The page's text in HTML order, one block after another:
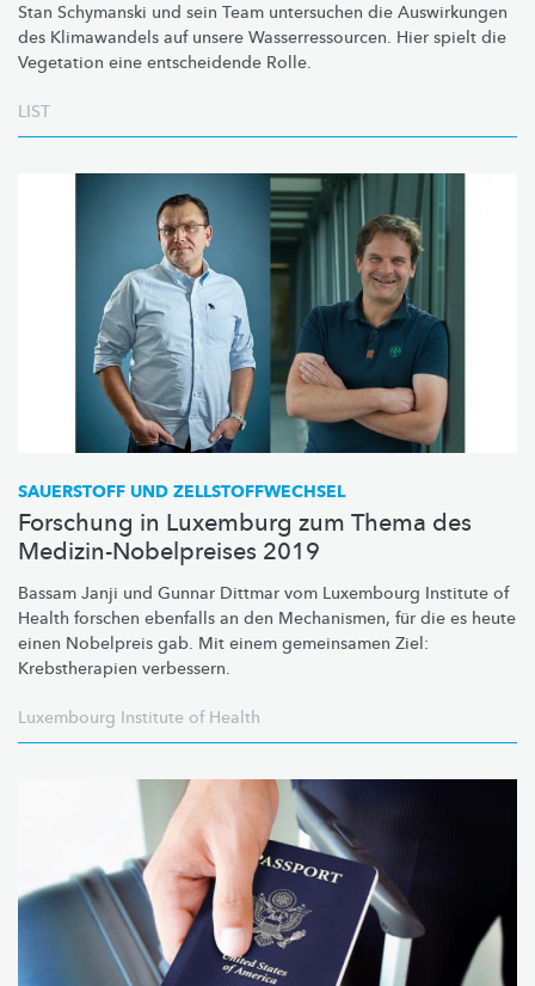
Stan Schymanski und sein Team untersuchen die Auswirkungen
des Klimawandels auf unsere Wasserressourcen. Hier spielt die
Vegetation eine entscheidende Rolle.
LIST
SAUERSTOFF UND ZELLSTOFFWECHSEL
Forschung in Luxemburg zum Thema des
Medizin-Nobelpreises 2019
Bassam Janji und Gunnar Dittmar vom Luxembourg Institute of
Health forschen ebenfalls an den Mechanismen, für die es heute
einen Nobelpreis gab. Mit einem gemeinsamen Ziel:
Krebstherapien verbessern.
Luxembourg Institute of Health